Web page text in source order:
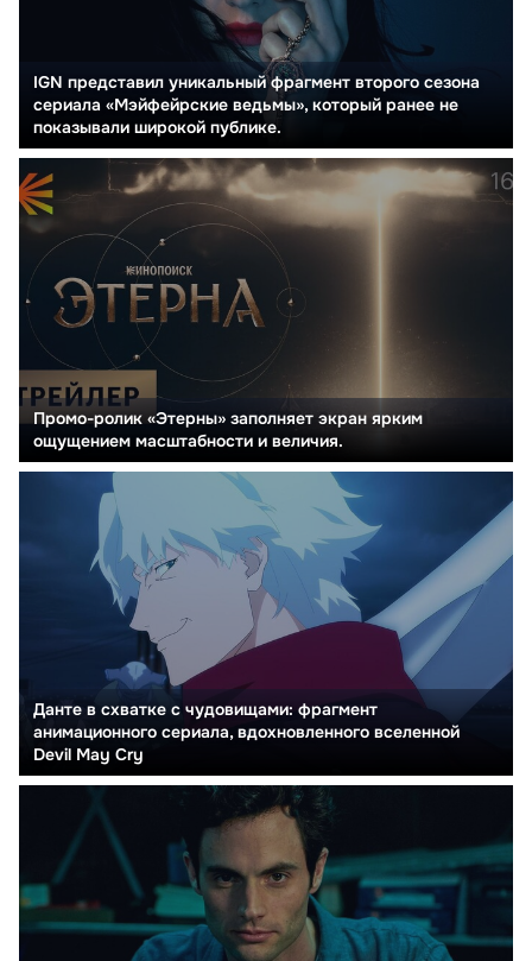
IGN представил уникальный фрагмент второго сезона
сериала «Мэйфейрские ведьмы», который ранее не
показывали широкой публике.
Промо-ролик «Этерны» заполняет экран ярким
ощущением масштабности и величия.
Данте в схватке с чудовищами: фрагмент
анимационного сериала, вдохновленного вселенной
Devil May Cry